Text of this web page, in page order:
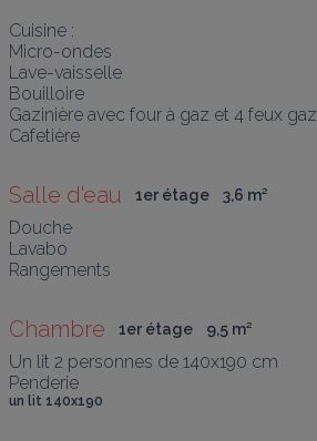
Cuisine :
Micro-ondes
Lave-vaisselle
Bouilloire
Gazinière avec four à gaz et 4 feux gaz
Cafetière
Salle d'eau 1er étage 3,6 m²
Douche
Lavabo
Rangements
Chambre 1er étage 9,5 m²
Un lit 2 personnes de 140x190 cm
Penderie
un lit 140x190